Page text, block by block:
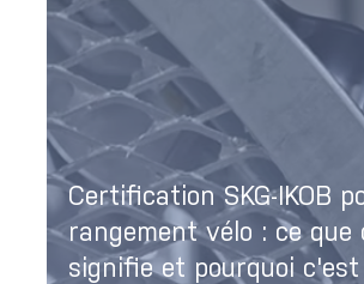
Certification SKG-IKOB
rangement vélo : ce que
signifie et pourquoi c'est